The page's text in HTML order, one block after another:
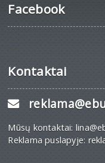
Facebook
Kontaktai
Mūsų kontaktai:
Reklama puslapyje: